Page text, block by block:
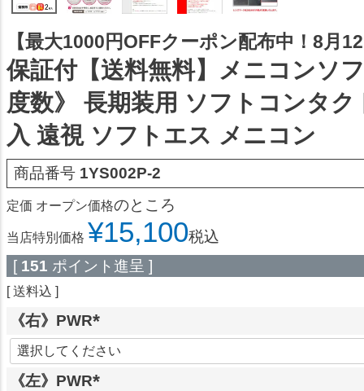
【最大1000円OFFクーポン配布中！8月
保証付【送料無料】メニコンソ
度数》 長期装用 ソフトコンタ
入 遠視 ソフトエス メニコン
商品番号 1YS002P-2
定価 オープン価格のところ
当店特別価格 ¥15,100税込
[ 151 ポイント進呈 ]
送料込
《右》PWR
(
必
須
《左》PWR